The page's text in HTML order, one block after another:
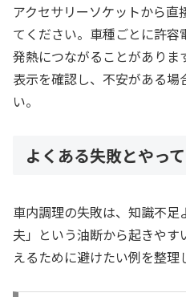
アクセサリーソケットから
てください。車種ごとに許容
発熱につながることがありま
表示を確認し、不安がある
い。
よくある失敗とやっ
車内調理の失敗は、知識不
夫」という油断から起きやす
えるために避けたい例を整理